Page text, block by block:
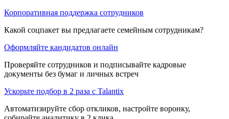
Корпоративная поддержка сотрудников
Какой соцпакет вы предлагаете семейным сотрудникам?
Оформляйте кандидатов онлайн
Проверяйте сотрудников и подписывайте кадровые
документы без бумаг и личных встреч
Ускорьте подбор в 2 раза с Talantix
Автоматизируйте сбор откликов, настройте воронку,